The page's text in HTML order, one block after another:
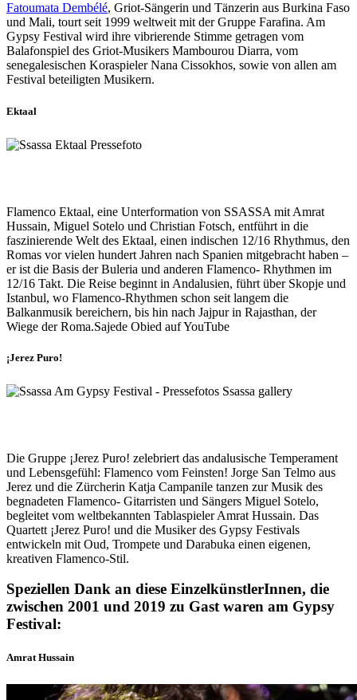
Fatoumata Dembélé, Griot-Sängerin und Tänzerin aus Burkina Faso
und Mali, tourt seit 1999 weltweit mit der Gruppe Farafina. Am
Gypsy Festival wird ihre vibrierende Stimme getragen vom
Balafonspiel des Griot-Musikers Mambourou Diarra, vom
senegalesischen Koraspieler Nana Cissokhos, sowie von allen am
Festival beteiligten Musikern.
Ektaal
Flamenco Ektaal, eine Unterformation von SSASSA mit Amrat
Hussain, Miguel Sotelo und Christian Fotsch, entführt in die
faszinierende Welt des Ektaal, einen indischen 12/16 Rhythmus, den
Romas vor vielen hundert Jahren nach Spanien mitgebracht haben –
er ist die Basis der Buleria und anderen Flamenco- Rhythmen im
12/16 Takt. Die Reise beginnt in Andalusien, führt über Skopje und
Istanbul, wo Flamenco-Rhythmen schon seit langem die
Balkanmusik bereichern, bis hin nach Jajpur in Rajasthan, der
Wiege der Roma.Sajede Obied auf YouTube
¡Jerez Puro!
Die Gruppe ¡Jerez Puro! zelebriert das andalusische Temperament
und Lebensgefühl: Flamenco vom Feinsten! Jorge San Telmo aus
Jerez und die Zürcherin Katja Campanile tanzen zur Musik des
begnadeten Flamenco- Gitarristen und Sängers Miguel Sotelo,
begleitet vom weltbekannten Tablaspieler Amrat Hussain. Das
Quartett ¡Jerez Puro! und die Musiker des Gypsy Festivals
entwickeln mit Oud, Trompete und Darabuka einen eigenen,
kreativen Flamenco-Stil.
Speziellen Dank an diese EinzelkünstlerInnen, die
zwischen 2001 und 2019 zu Gast waren am Gypsy
Festival:
Amrat Hussain